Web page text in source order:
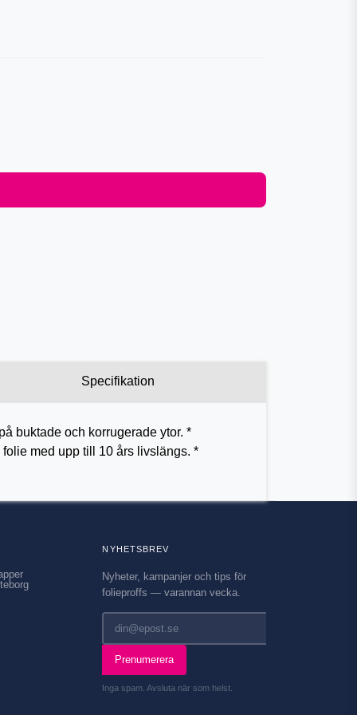
Specifikation
buktade och korrugerade ytor. *
med upp till 10 års livslängs. *
NYHETSBREV
Nyheter, kampanjer och tips för
folieproffs — varannan vecka.
Prenumerera
Inga spam. Avsluta när som helst.